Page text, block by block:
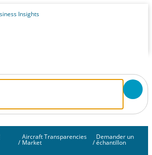
/
Aircraft Transparencies
Market /
Demander un
échantillon